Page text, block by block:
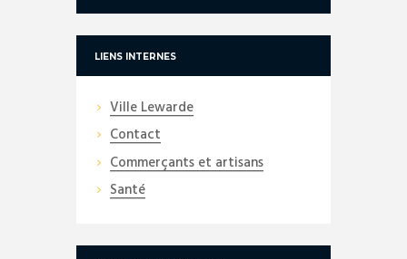
LIENS INTERNES
Ville Lewarde
Contact
Commerçants et artisans
Santé